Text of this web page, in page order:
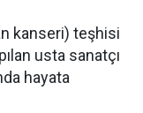
kanseri) teşhisi
usta sanatçı
hayata